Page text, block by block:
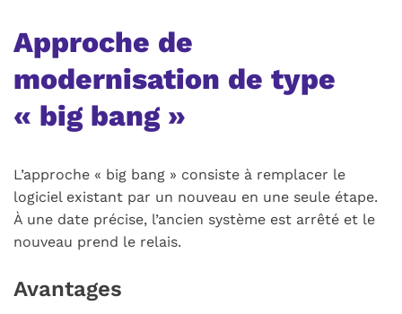
Approche de
modernisation de type
« big bang »
L’approche « big bang » consiste à remplacer le
logiciel existant par un nouveau en une seule étape.
À une date précise, l’ancien système est arrêté et le
nouveau prend le relais.
Avantages